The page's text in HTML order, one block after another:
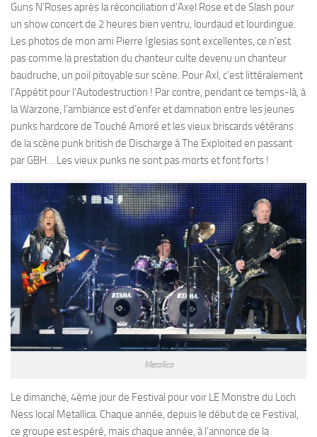
Guns N’Roses après la réconciliation d’Axel Rose et de Slash pour
un show concert de 2 heures bien ventru, lourdaud et lourdingue.
Les photos de mon ami Pierre Iglesias sont excellentes, ce n’est
pas comme la prestation du chanteur culte devenu un chanteur
baudruche, un poil pitoyable sur scène. Pour Axl, c’est littéralement
l’Appétit pour l’Autodestruction ! Par contre, pendant ce temps-là, à
la Warzone, l’ambiance est d’enfer et damnation entre les jeunes
punks hardcore de Touché Amoré et les vieux briscards vétérans
de la scène punk british de Discharge à The Exploited en passant
par GBH… Les vieux punks ne sont pas morts et font forts !
Metallica
Le dimanche, 4ème jour de Festival pour voir LE Monstre du Loch
Ness local Metallica. Chaque année, depuis le début de ce Festival,
ce groupe est espéré, mais chaque année, à l’annonce de la